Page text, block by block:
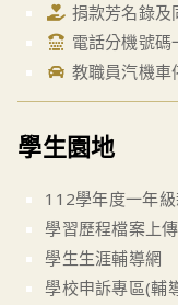
捐款芳名錄及
電話分機號碼
教職員汽機車
學生園地
112學年度一年
學習歷程檔案上
學生生涯輔導網
學校申訴專區(輔